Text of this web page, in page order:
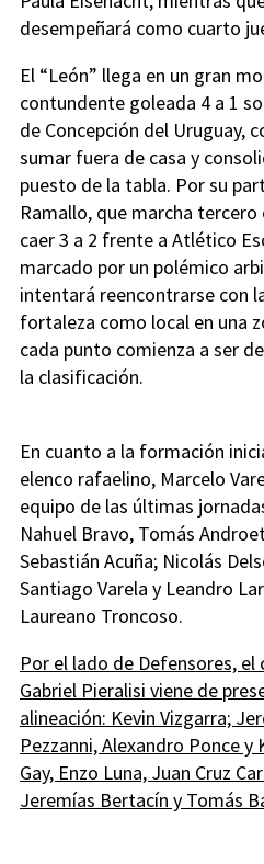
desempeñará como cuarto
El “León” llega en un gran
contundente goleada 4 a 1
de Concepción del Uruguay,
sumar fuera de casa y
puesto de la tabla. Por su
Ramallo, que marcha
caer 3 a 2 frente a Atlético
marcado por un polémico
intentará reencontrarse con
fortaleza como local en una
cada punto comienza a ser
la clasificación.
En cuanto a la formación
elenco rafaelino, Marcelo
equipo de las últimas
Nahuel Bravo, Tomás
Sebastián Acuña; Nicolás
Santiago Varela y Leandro
Laureano Troncoso.
Por el lado de Defensores,
Gabriel Pieralisi viene de
alineación: Kevin Vizgarra;
Pezzanni, Alexandro Ponce y
Gay, Enzo Luna, Juan Cruz
Jeremías Bertacín y Tomás